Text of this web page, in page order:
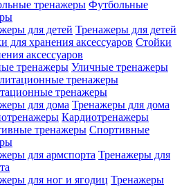
Футбольные
Тренажеры для детей
Стойки
аксессуаров
Уличные тренажеры
тренажеры
Тренажеры для дома
Кардиотренажеры
Спортивные
Тренажеры для
Тренажеры